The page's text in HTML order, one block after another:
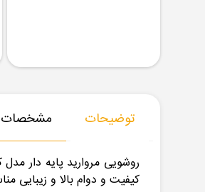
توضیحات
روشویی مروارید پایه دار
کیفیت و دوام بالا و زیبایی